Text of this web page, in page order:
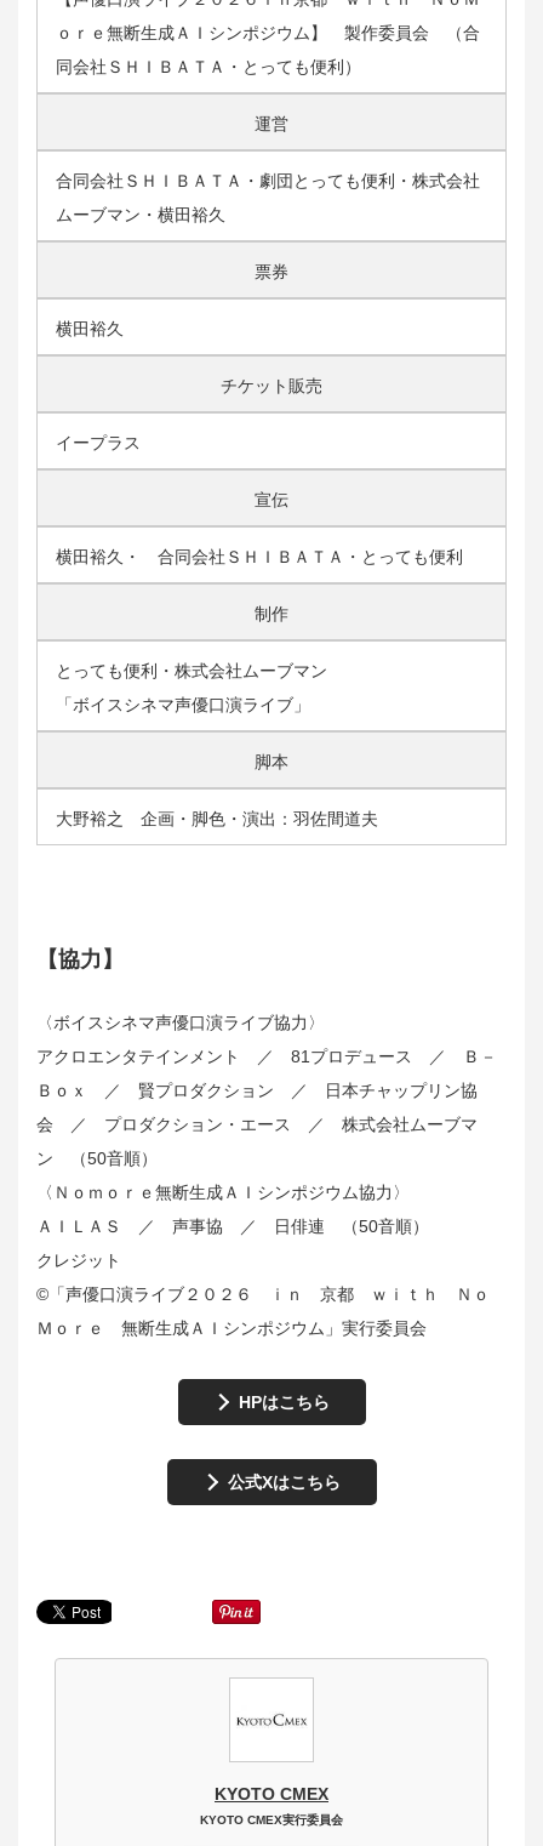
ｏｒｅ無断生成ＡＩシンポジウム】 製作委員会 （合
同会社ＳＨＩＢＡＴＡ・とっても便利）
運営
合同会社ＳＨＩＢＡＴＡ・劇団とっても便利・株式会社
ムーブマン・横田裕久
票券
横田裕久
チケット販売
イープラス
宣伝
横田裕久・ 合同会社ＳＨＩＢＡＴＡ・とっても便利
制作
とっても便利・株式会社ムーブマン
「ボイスシネマ声優口演ライブ」
脚本
大野裕之 企画・脚色・演出：羽佐間道夫
【協力】
〈ボイスシネマ声優口演ライブ協力〉
アクロエンタテインメント ／ 81プロデュース ／ Ｂ－
Ｂｏｘ ／ 賢プロダクション ／ 日本チャップリン協
会 ／ プロダクション・エース ／ 株式会社ムーブマ
ン （50音順）
〈Ｎｏｍｏｒｅ無断生成ＡＩシンポジウム協力〉
ＡＩＬＡＳ ／ 声事協 ／ 日俳連 （50音順）
クレジット
©︎「声優口演ライブ２０２６ ｉｎ 京都 ｗｉｔｈ Ｎｏ
Ｍｏｒｅ 無断生成ＡＩシンポジウム」実行委員会
HPはこちら
公式Xはこちら
KYOTO CMEX
KYOTO CMEX実行委員会